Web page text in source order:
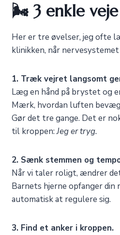
🌬️ 3 enkle
Her er tre øvelser, jeg ofte
klinikken, når
1. Træk vejret langsomt
Læg en hånd på brystet og
Mærk, hvordan luften
Gør det tre gange. Det er
til kroppen:Jeg er tryg.
2. Sænk stemmen og
Når vi taler roligt, ændrer
Barnets hjerne opfanger din
automatisk at regulere sig.
3. Find et anker i kroppen.